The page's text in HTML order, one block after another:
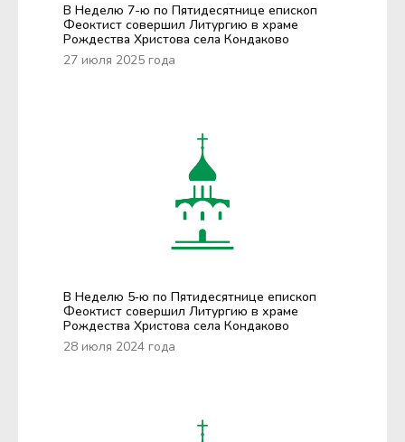
В Неделю 7-ю по Пятидесятнице епископ
Феоктист совершил Литургию в храме
Рождества Христова села Кондаково
27 июля 2025 года
В Неделю 5‑ю по Пятидесятнице епископ
Феоктист совершил Литургию в храме
Рождества Христова села Кондаково
28 июля 2024 года